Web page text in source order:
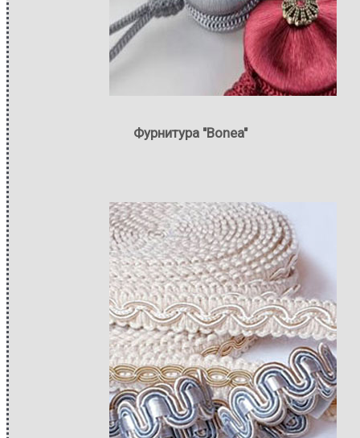
Фурнитура "Bonea"